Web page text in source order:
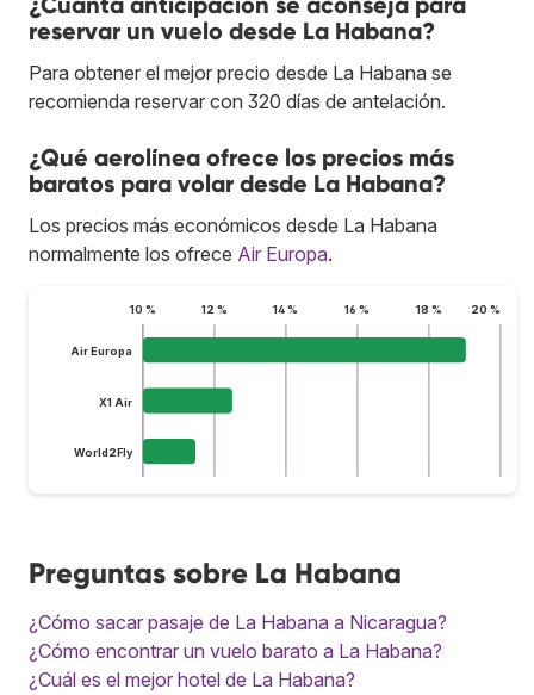
reservar un vuelo desde La Habana?
Para obtener el mejor precio desde La Habana se
recomienda reservar con 320 días de antelación.
¿Qué aerolínea ofrece los precios más
baratos para volar desde La Habana?
Los precios más económicos desde La Habana
normalmente los ofrece Air Europa.
10 % 12 % 14 % 16 % 18 % 20 %
Air Europa
X1 Air
World2Fly
Preguntas sobre La Habana
¿Cómo sacar pasaje de La Habana a Nicaragua?
¿Cómo encontrar un vuelo barato a La Habana?
¿Cuál es el mejor hotel de La Habana?